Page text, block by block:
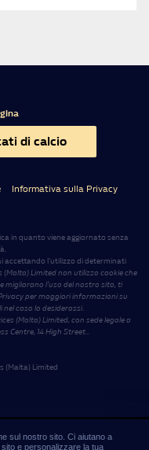
di calcio
Informativa sulla Privacy
in quanto viene aggiornato senza
accettando l’utilizzo di determinati
(Malta) Limited non utilizza cookie che
migliorano l’uso del nostro sito, ti
per maggiori informazioni su
nel caso lo desiderassi.
(Malta) Limited, con sede legale a
Centre, 14 High Street..
(Malta) Limited
sul nostro sito. Ci aiutano a
e personalizzare la tua